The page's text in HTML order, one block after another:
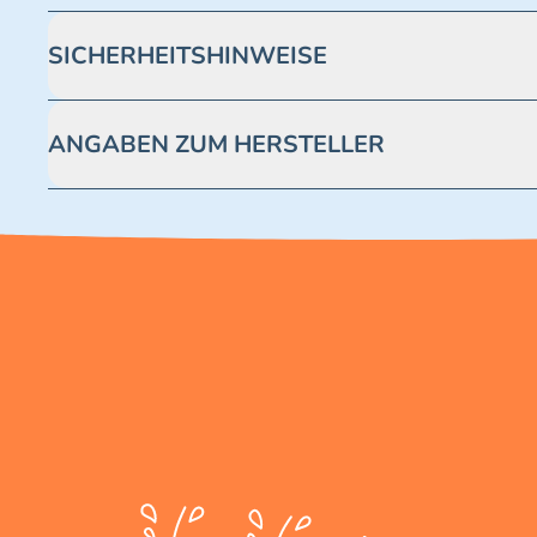
SICHERHEITSHINWEISE
ANGABEN ZUM HERSTELLER